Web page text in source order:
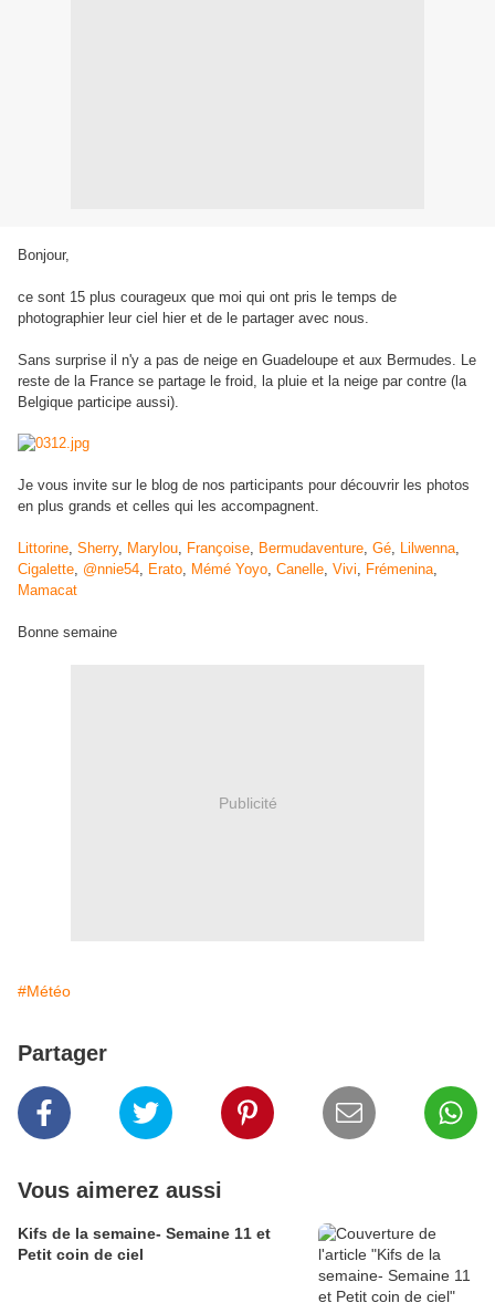
Bonjour,
ce sont 15 plus courageux que moi qui ont pris le temps de
photographier leur ciel hier et de le partager avec nous.
Sans surprise il n'y a pas de neige en Guadeloupe et aux Bermudes. Le
reste de la France se partage le froid, la pluie et la neige par contre (la
Belgique participe aussi).
Je vous invite sur le blog de nos participants pour découvrir les photos
en plus grands et celles qui les accompagnent.
Littorine, Sherry, Marylou, Françoise, Bermudaventure, Gé, Lilwenna,
Cigalette, @nnie54, Erato, Mémé Yoyo, Canelle, Vivi, Frémenina,
Mamacat
Bonne semaine
Publicité
#Météo
Partager
Vous aimerez aussi
Kifs de la semaine- Semaine 11 et
Petit coin de ciel